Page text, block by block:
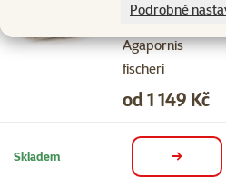
Podrobné
Fischerův -
Agapornis
fischeri
Cena
od 1 149 Kč
Skladem detail